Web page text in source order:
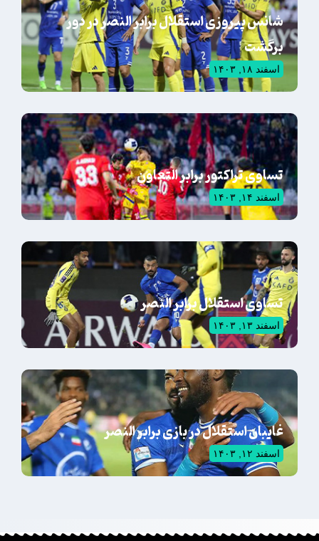
شانس پیروزی استقلال برابر النصر در دور
برگشت
اسفند ۱۸, ۱۴۰۳
تساوی تراکتور برابر التعاون
اسفند ۱۴, ۱۴۰۳
تساوی استقلال برابر النصر
اسفند ۱۳, ۱۴۰۳
غایبان استقلال در بازی برابر النصر
اسفند ۱۲, ۱۴۰۳